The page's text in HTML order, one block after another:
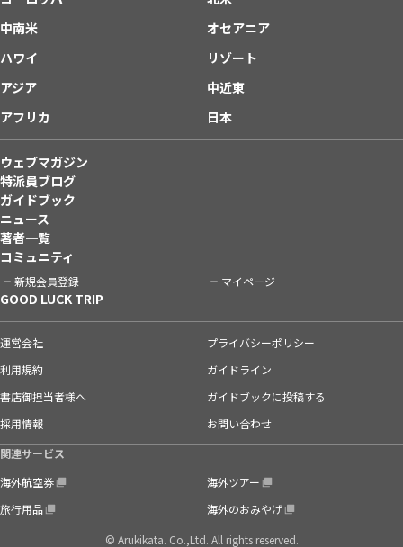
中南米
オセアニア
ハワイ
リゾート
アジア
中近東
アフリカ
日本
ウェブマガジン
特派員ブログ
ガイドブック
ニュース
著者一覧
コミュニティ
新規会員登録 マイページ
GOOD LUCK TRIP
運営会社
プライバシーポリシー
利用規約
ガイドライン
書店御担当者様へ
ガイドブックに投稿する
採用情報
お問い合わせ
関連サービス
海外航空券
海外ツアー
旅行用品
海外のおみやげ
© Arukikata. Co.,Ltd. All rights reserved.